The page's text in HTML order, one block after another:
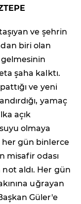
ve şehrin
biri olan
şaha kalktı.
ve yeni
yamaç
açık
olmaya
her gün binlerce
misafir odası
aldı. Her gün
uğrayan
Güler'e